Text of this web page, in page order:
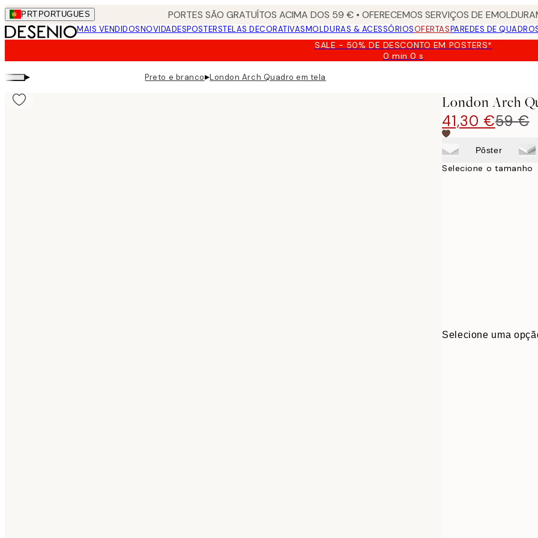
Skip
to
main
PRT PORTUGUES PORTES SÃO GRATUÍTOS ACIMA DOS 59 € • OFERECEMOS SERVIÇOS DE
MAIS VENDIDOSNOVIDADESPOSTERSTELAS DECORATIVASMOLDURAS & ACESSÓRIOSOFERTASPAREDES DE
SALE - 50% DE DESCONTO EM POSTERS*
0 min0 s
Válido
▸ Preto e branco▸London Arch Quadro em tela
London Arch
41,30 €59 €
Pôster
Selecione o tamanho
Selecione uma